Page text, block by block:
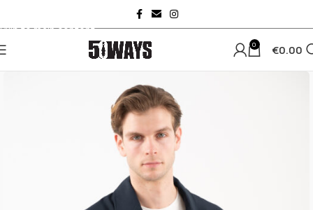
Skip to main content
0 €0.00